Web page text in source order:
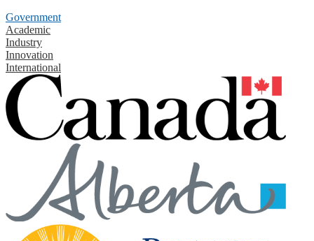
Government
Academic
Industry
Innovation
International